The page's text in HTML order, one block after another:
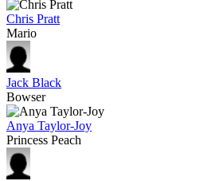
Chris Pratt
Mario
Jack Black
Bowser
Anya Taylor-Joy
Princess Peach